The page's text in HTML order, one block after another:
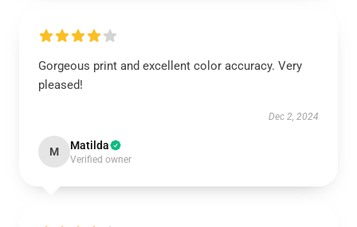
Gorgeous print and excellent color accuracy. Very
pleased!
Dec 2, 2024
M Matilda
Verified owner